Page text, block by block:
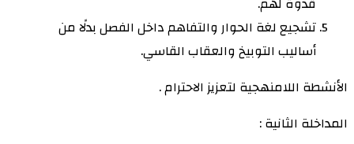
تشجيع لغة الحوار والتفاهم داخل الفصل بدلًا من
أساليب التوبيخ والعقاب القاسي.
الأنشطة اللامنهجية لتعزيز الاحترام .
المداخلة الثانية :